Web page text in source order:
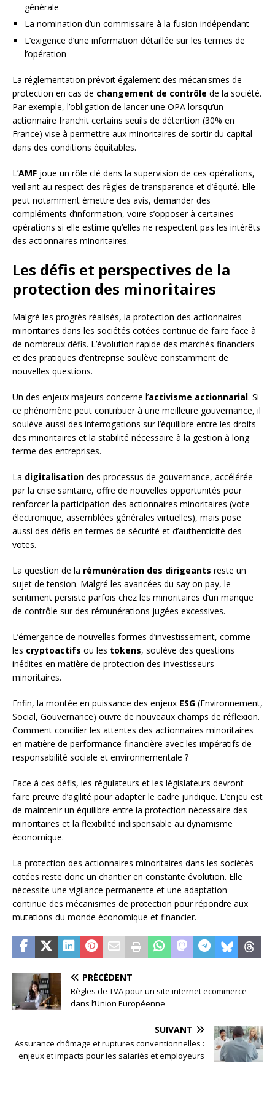
générale
La nomination d’un commissaire à la fusion indépendant
L’exigence d’une information détaillée sur les termes de
l’opération
La réglementation prévoit également des mécanismes de
protection en cas de changement de contrôle de la société.
Par exemple, l’obligation de lancer une OPA lorsqu’un
actionnaire franchit certains seuils de détention (30% en
France) vise à permettre aux minoritaires de sortir du capital
dans des conditions équitables.
L’AMF joue un rôle clé dans la supervision de ces opérations,
veillant au respect des règles de transparence et d’équité. Elle
peut notamment émettre des avis, demander des
compléments d’information, voire s’opposer à certaines
opérations si elle estime qu’elles ne respectent pas les intérêts
des actionnaires minoritaires.
Les défis et perspectives de la
protection des minoritaires
Malgré les progrès réalisés, la protection des actionnaires
minoritaires dans les sociétés cotées continue de faire face à
de nombreux défis. L’évolution rapide des marchés financiers
et des pratiques d’entreprise soulève constamment de
nouvelles questions.
Un des enjeux majeurs concerne l’activisme actionnarial. Si
ce phénomène peut contribuer à une meilleure gouvernance, il
soulève aussi des interrogations sur l’équilibre entre les droits
des minoritaires et la stabilité nécessaire à la gestion à long
terme des entreprises.
La digitalisation des processus de gouvernance, accélérée
par la crise sanitaire, offre de nouvelles opportunités pour
renforcer la participation des actionnaires minoritaires (vote
électronique, assemblées générales virtuelles), mais pose
aussi des défis en termes de sécurité et d’authenticité des
votes.
La question de la rémunération des dirigeants reste un
sujet de tension. Malgré les avancées du say on pay, le
sentiment persiste parfois chez les minoritaires d’un manque
de contrôle sur des rémunérations jugées excessives.
L’émergence de nouvelles formes d’investissement, comme
les cryptoactifs ou les tokens, soulève des questions
inédites en matière de protection des investisseurs
minoritaires.
Enfin, la montée en puissance des enjeux ESG (Environnement,
Social, Gouvernance) ouvre de nouveaux champs de réflexion.
Comment concilier les attentes des actionnaires minoritaires
en matière de performance financière avec les impératifs de
responsabilité sociale et environnementale ?
Face à ces défis, les régulateurs et les législateurs devront
faire preuve d’agilité pour adapter le cadre juridique. L’enjeu est
de maintenir un équilibre entre la protection nécessaire des
minoritaires et la flexibilité indispensable au dynamisme
économique.
La protection des actionnaires minoritaires dans les sociétés
cotées reste donc un chantier en constante évolution. Elle
nécessite une vigilance permanente et une adaptation
continue des mécanismes de protection pour répondre aux
mutations du monde économique et financier.
PRÉCÉDENT
Règles de TVA pour un site internet ecommerce
dans l’Union Européenne
SUIVANT
Assurance chômage et ruptures conventionnelles :
enjeux et impacts pour les salariés et employeurs